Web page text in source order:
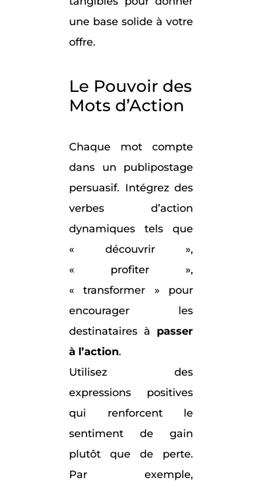
une base solide à votre
offre.
Le Pouvoir des
Mots d’Action
Chaque mot compte
dans un publipostage
persuasif. Intégrez des
verbes d’action
dynamiques tels que
« découvrir »,
« profiter »,
« transformer » pour
encourager les
destinataires à passer
à l’action.
Utilisez des
expressions positives
qui renforcent le
sentiment de gain
plutôt que de perte.
Par exemple,